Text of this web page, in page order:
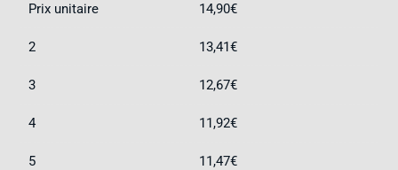
Prix unitaire 14,90€
2 13,41€
3 12,67€
4 11,92€
5 11,47€